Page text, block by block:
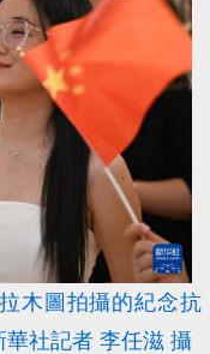
木圖拍攝的紀念抗
社記者 李任滋 攝